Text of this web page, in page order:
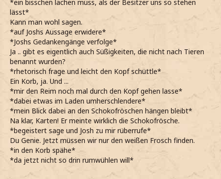
*ein bisschen lachen muss, als der Besitzer uns so stehen
lässt*
Kann man wohl sagen.
*auf Joshs Aussage erwidere*
*Joshs Gedankengänge verfolge*
Ja .. gibt es eigentlich auch Süßigkeiten, die nicht nach Tieren
benannt wurden?
*rhetorisch frage und leicht den Kopf schüttle*
Ein Korb, ja. Und ...
*mir den Reim noch mal durch den Kopf gehen lasse*
*dabei etwas im Laden umherschlendere*
*mein Blick dabei an den Schokofröschen hängen bleibt*
Na klar, Karten! Er meinte wirklich die Schokofrösche.
*begeistert sage und Josh zu mir rüberrufe*
Du Genie. Jetzt müssen wir nur den weißen Frosch finden.
*in den Korb spähe*
*da jetzt nicht so drin rumwühlen will*